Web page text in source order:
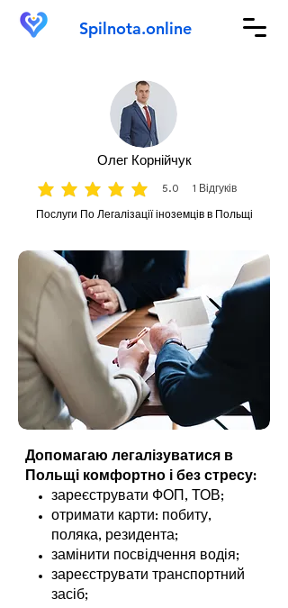
Spilnota.online
Олег Корнійчук
5.0 1 Відгуків
середня оцінка: 5 з 5, на основі 1 голосів, Відгуків
Послуги По Легалізації іноземців в Польщі
Допомагаю легалізуватися в
Польщі комфортно і без стресу:
зареєструвати ФОП, ТОВ;
отримати карти: побиту,
поляка, резидента;
замінити посвідчення водія;
зареєструвати транспортний
засіб;